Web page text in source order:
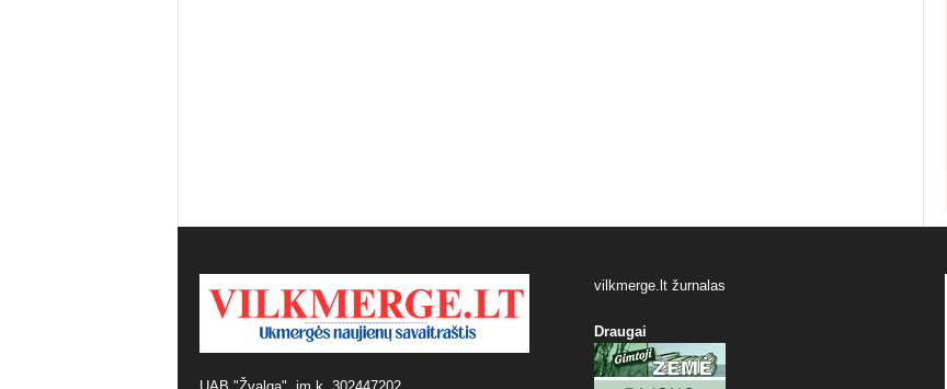
vilkmerge.lt žurnalas
Draugai